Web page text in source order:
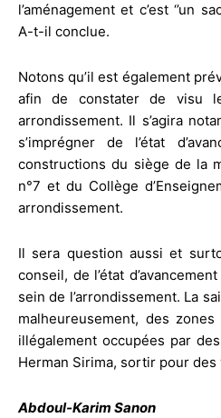
l’aménagement et c’est ‘’un
A-t-il conclue.
Notons qu’il est également
afin de constater de visu
arrondissement. Il s’agira
s’imprégner de l’état
constructions du siège de la
n°7 et du Collège
arrondissement.
Il sera question aussi et
conseil, de l’état
sein de l’arrondissement. La
malheureusement, des
illégalement occupées par
Herman Sirima, sortir pour
Abdoul-Karim Sanon